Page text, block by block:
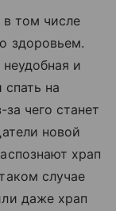
том числе
здоровьем.
и
на
чего станет
новой
храп
случае
даже храп